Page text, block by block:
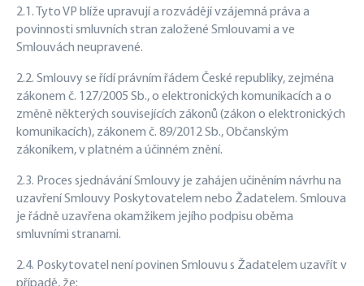
2.1. Tyto VP blíže upravují a rozvádějí vzájemná práva a
povinnosti smluvních stran založené Smlouvami a ve
Smlouvách neupravené.
2.2. Smlouvy se řídí právním řádem České republiky, zejména
zákonem č. 127/2005 Sb., o elektronických komunikacích a o
změně některých souvisejících zákonů (zákon o elektronických
komunikacích), zákonem č. 89/2012 Sb., Občanským
zákoníkem, v platném a účinném znění.
2.3. Proces sjednávání Smlouvy je zahájen učiněním návrhu na
uzavření Smlouvy Poskytovatelem nebo Žadatelem. Smlouva
je řádně uzavřena okamžikem jejího podpisu oběma
smluvními stranami.
2.4. Poskytovatel není povinen Smlouvu s Žadatelem uzavřít v